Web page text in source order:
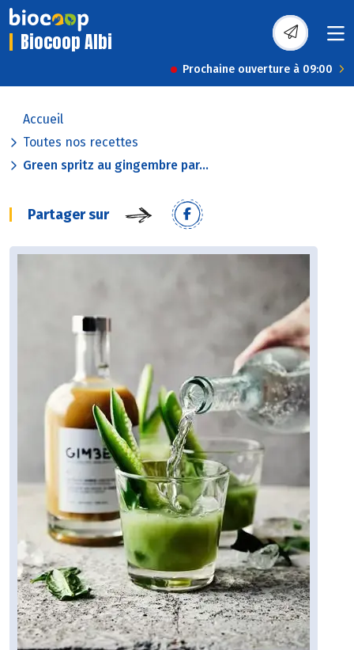
Biocoop Albi
Prochaine ouverture à 09:00
Accueil
Toutes nos recettes
Green spritz au gingembre par...
Partager sur